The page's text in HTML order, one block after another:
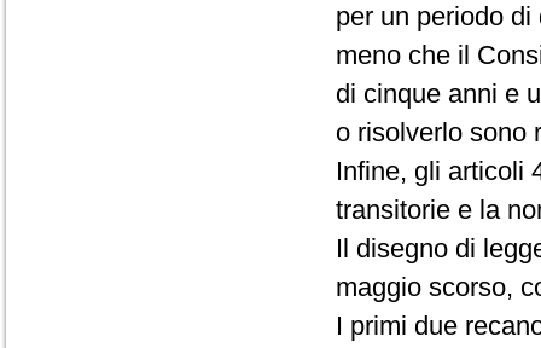
per un periodo
meno che il
di cinque anni e
o risolverlo sono
Infine, gli articoli
transitorie e la
Il disegno di
maggio scorso,
I primi due